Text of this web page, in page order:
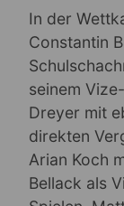
In der
Constantin
seinem
Dreyer mit
direkten
Arian Koch
Bellack als